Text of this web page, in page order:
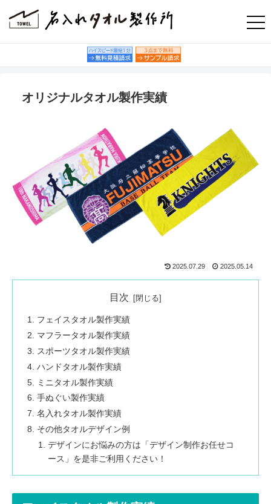
オリジナルタオル製作実績
2025.07.29 2025.05.14
目次
フェイスタオル製作実績
マフラータオル製作実績
スポーツタオル製作実績
ハンドタオル製作実績
ミニタオル製作実績
手ぬぐい製作実績
名入れタオル製作実績
その他タオルデザイン例
デザインにお悩みの方は「デザイン制作お任せコ
ース」を是非ご利用ください！